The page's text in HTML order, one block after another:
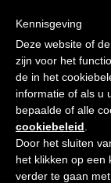
content
Open
mobile
menu
Close
mobile
menu
Kennisgeving
Deze website of
zijn voor het
de in het
informatie of als u
bepaalde of alle
cookiebeleid
Door het sluiten
het klikken op een
verder te gaan